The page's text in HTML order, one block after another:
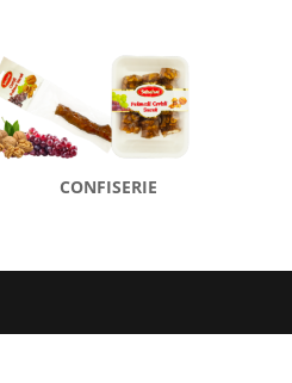
CONFISERIE